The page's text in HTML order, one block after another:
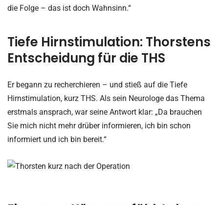
die Folge – das ist doch Wahnsinn.“
Tiefe Hirnstimulation: Thorstens
Entscheidung für die THS
Er begann zu recherchieren – und stieß auf die Tiefe
Hirnstimulation, kurz THS. Als sein Neurologe das Thema
erstmals ansprach, war seine Antwort klar: „Da brauchen
Sie mich nicht mehr drüber informieren, ich bin schon
informiert und ich bin bereit.“